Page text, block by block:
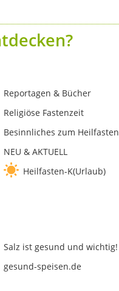
Reportagen & Bücher
Religiöse Fastenzeit
Besinnliches zum Heilfasten
NEU & AKTUELL
Heilfasten-K(Urlaub)
Salz ist gesund und wichtig!
gesund-speisen.de